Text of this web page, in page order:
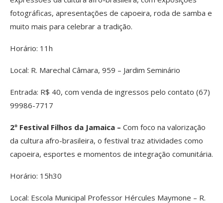
fotográficas, apresentações de capoeira, roda de samba e
muito mais para celebrar a tradição.
Horário: 11h
Local: R. Marechal Câmara, 959 – Jardim Seminário
Entrada: R$ 40, com venda de ingressos pelo contato (67)
99986-7717
2º Festival Filhos da Jamaica – Com foco na valorização
da cultura afro-brasileira, o festival traz atividades como
capoeira, esportes e momentos de integração comunitária.
Horário: 15h30
Local: Escola Municipal Professor Hércules Maymone – R.